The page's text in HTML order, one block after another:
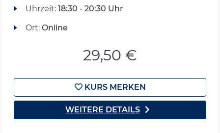
Uhrzeit: 18:30 - 20:30 Uhr
Ort: Online
29,50 €
KURS MERKEN
WEITERE DETAILS